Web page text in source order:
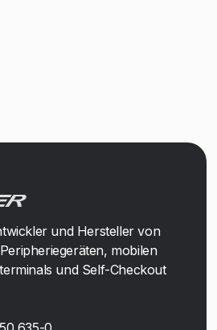
und Hersteller von
mobilen
und Self-Checkout